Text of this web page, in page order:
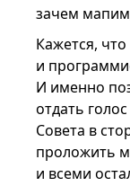
зачем
Кажется,
и
И именно
отдать
Совета в
проложить
и всеми